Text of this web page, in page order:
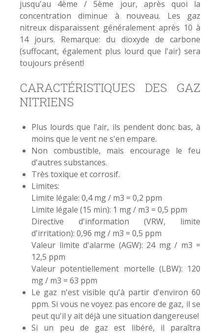
jusqu'au 4ème / 5ème jour, après quoi la
concentration diminue à nouveau. Les gaz
nitreux disparaissent généralement après 10 à
14 jours. Remarque: du dioxyde de carbone
(suffocant, également plus lourd que l'air) sera
toujours présent!
CARACTÉRISTIQUES DES GAZ
NITRIENS
Plus lourds que l'air, ils pendent donc bas, à
moins que le vent ne s'en empare.
Non combustible, mais encourage le feu
d'autres substances.
Très toxique et corrosif.
Limites:
Limite légale: 0,4 mg / m3 = 0,2 ppm
Limite légale (15 min): 1 mg / m3 = 0,5 ppm
Directive d'information (VRW, limite
d'irritation): 0,96 mg / m3 = 0,5 ppm
Valeur limite d'alarme (AGW): 24 mg / m3 =
12,5 ppm
Valeur potentiellement mortelle (LBW): 120
mg / m3 = 63 ppm
Le gaz n'est visible qu'à partir d'environ 60
ppm. Si vous ne voyez pas encore de gaz, il se
peut qu'il y ait déjà une situation dangereuse!
Si un peu de gaz est libéré, il paraîtra